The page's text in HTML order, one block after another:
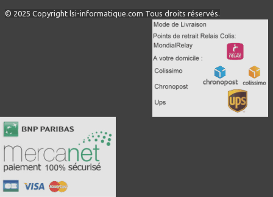
© 2025 Copyright lsi-informatique.com Tous droits réservés.